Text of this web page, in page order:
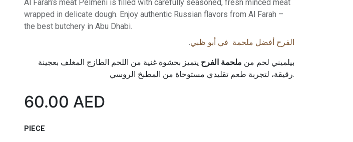
Al Farah’s meat Pelmeni is filled with carefully seasoned, fresh minced meat
wrapped in delicate dough. Enjoy authentic Russian flavors from Al Farah –
the best butchery in Abu Dhabi.
.الفرح أفضل ملحمة في أبو ظبي
بيلميني لحم من ملحمة الفرح يتميز بحشوة غنية من اللحم الطازج المغلف بعجينة
رقيقة، لتجربة طعم تقليدي مستوحاة من المطبخ الروسي.
60.00 AED
PIECE